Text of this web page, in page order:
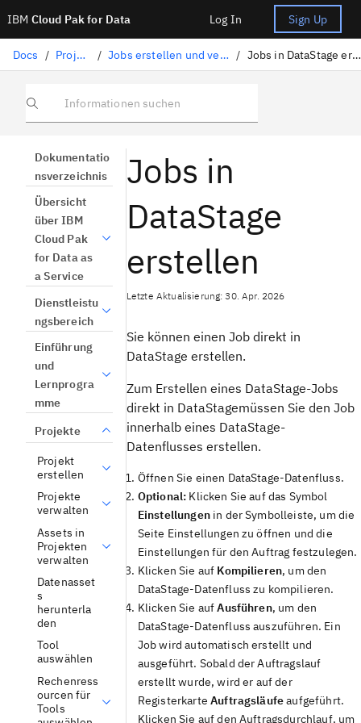
IBM Cloud Pak for Data Log In Sign Up
Docs / Projekte / Jobs erstellen und verwalten / Jobs in DataStage erstellen
Informationen suchen
Dokumentatio
nsverzeichnis
Übersicht
über IBM
Cloud Pak
for Data as
a Service
Dienstleistu
ngsbereich
Einführung
und
Lernprogra
mme
Projekte
Projekt
erstellen
Projekte
verwalten
Assets in
Projekten
verwalten
Datenasset
s
herunterla
den
Tool
auswählen
Rechenress
ourcen für
Tools
Jobs in
DataStage
erstellen
Letzte Aktualisierung: 30. Apr. 2026
Sie können einen Job direkt in
DataStage erstellen.
Zum Erstellen eines DataStage-Jobs
direkt in DataStagemüssen Sie den Job
innerhalb eines DataStage-
Datenflusses erstellen.
Öffnen Sie einen DataStage-Datenfluss.
Optional: Klicken Sie auf das Symbol
Einstellungenin der Symbolleiste, um die
Seite Einstellungen zu öffnen und die
Einstellungen für den Auftrag festzulegen.
Klicken Sie auf Kompilieren, um den
DataStage-Datenfluss zu kompilieren.
Klicken Sie aufAusführen, um den
DataStage-Datenfluss auszuführen. Ein
Job wird automatisch erstellt und
ausgeführt. Sobald der Auftragslauf
erstellt wurde, wird er auf der
RegisterkarteAuftragsläufeaufgeführt.
Klicken Sie auf den Auftragsdurchlauf, um